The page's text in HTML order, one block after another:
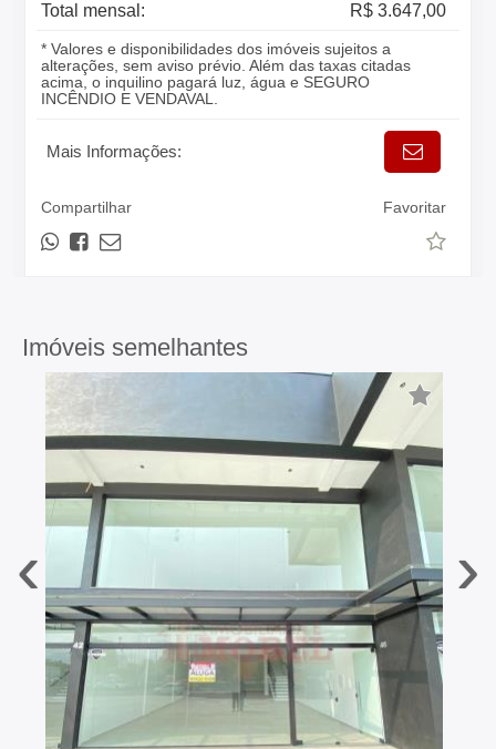
Total mensal: R$ 3.647,00
* Valores e disponibilidades dos imóveis sujeitos a
alterações, sem aviso prévio. Além das taxas citadas
acima, o inquilino pagará luz, água e SEGURO
INCÊNDIO E VENDAVAL.
Mais Informações:
Compartilhar Favoritar
Imóveis semelhantes
‹ ›